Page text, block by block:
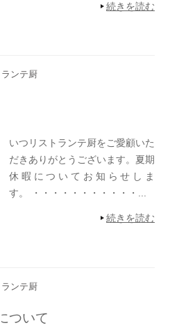
続きを読む
ンテ厨
いつリストランテ厨をご愛顧いた
だきありがとうございます。夏期
休暇についてお知らせしま
す。 ・・・・・・・・・・・...
続きを読む
ンテ厨
ついて